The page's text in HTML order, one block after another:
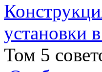
установки
Том 5